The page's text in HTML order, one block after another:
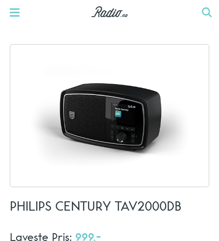
PHILIPS CENTURY TAV2000DB
Laveste Pris: 999,-